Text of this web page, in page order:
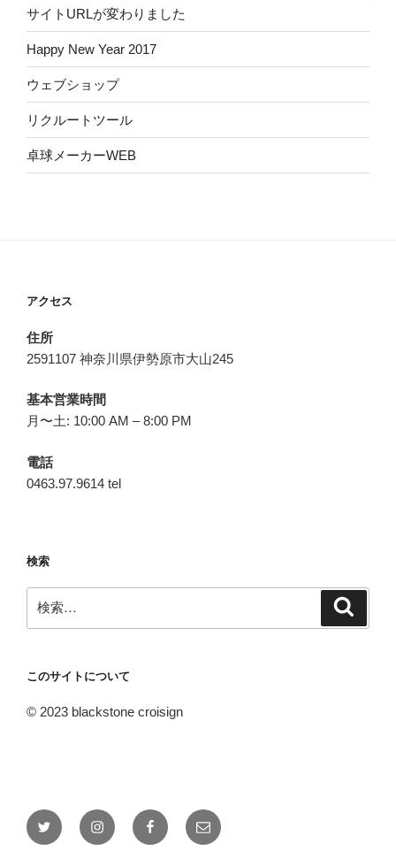
サイトURLが変わりました
Happy New Year 2017
ウェブショップ
リクルートツール
卓球メーカーWEB
アクセス
住所
2591107 神奈川県伊勢原市大山245
基本営業時間
月〜土: 10:00 AM – 8:00 PM
電話
0463.97.9614 tel
検索
索:
このサイトについて
© 2023 blackstone croisign
Twitter InstagramFacebook
メ
ー